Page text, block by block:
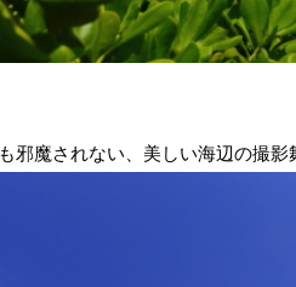
邪魔されない、美しい海辺の撮影